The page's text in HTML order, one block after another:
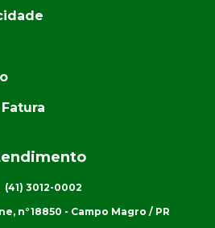
(41) 3012-0002
n°18850 - Campo Magro / PR